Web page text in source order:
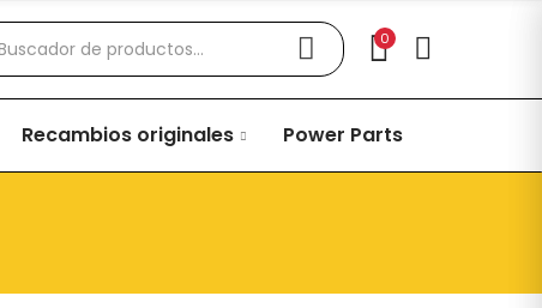
0
Recambios originales Power Parts